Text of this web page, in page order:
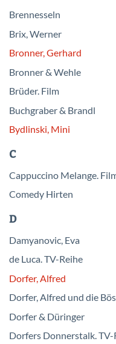
Brennesseln
Brix, Werner
Bronner, Gerhard
Bronner & Wehle
Brüder. Film
Buchgraber & Brandl
Bydlinski, Mini
C
Cappuccino Melange.
Comedy Hirten
D
Damyanovic, Eva
de Luca. TV-Reihe
Dorfer, Alfred
Dorfer, Alfred und die
Dorfer & Düringer
Dorfers Donnerstalk. TV-